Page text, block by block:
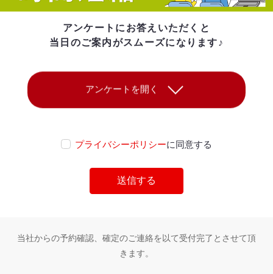
アンケートにお答えいただくと
当日のご案内がスムーズになります♪
プライバシーポリシーに同意する
当社からの予約確認、確定のご連絡を以て受付完了とさせて頂
きます。